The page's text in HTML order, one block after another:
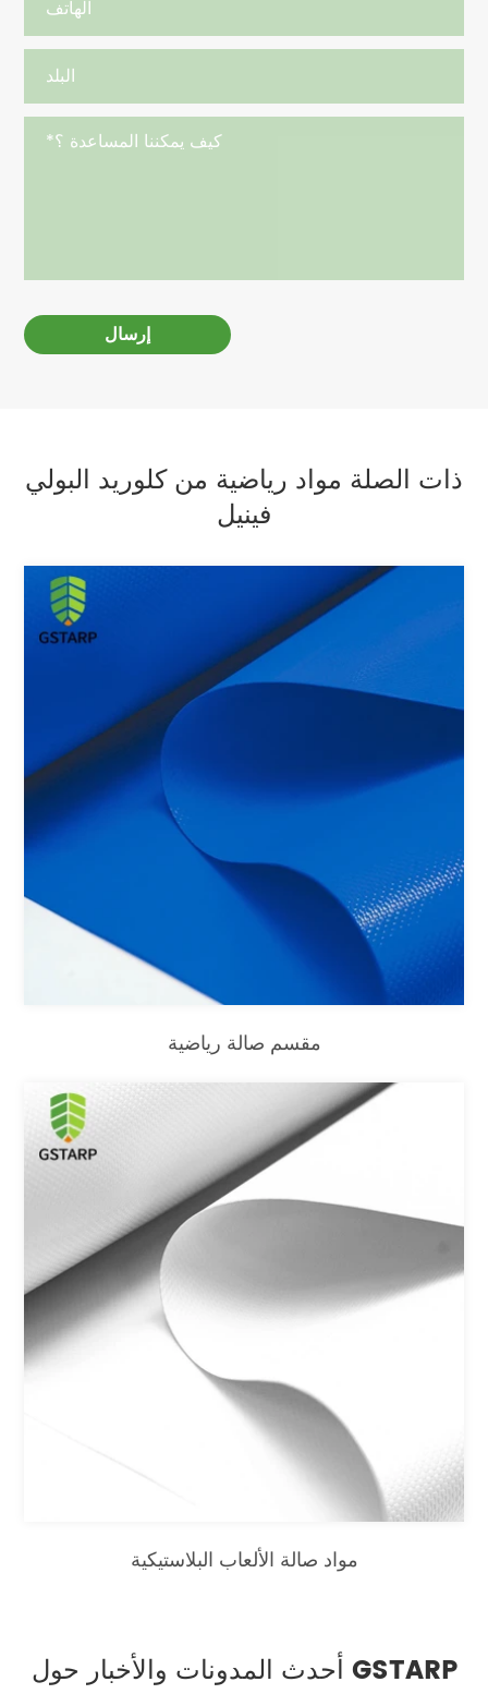
إرسال
ذات الصلة مواد رياضية من كلوريد البولي
فينيل
مقسم صالة رياضية
مواد صالة الألعاب البلاستيكية
أحدث المدونات والأخبار حول GSTARP